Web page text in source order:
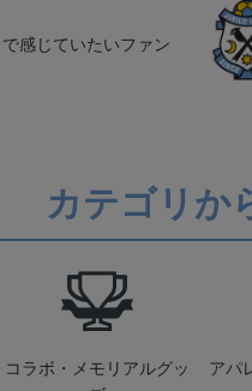
感じていたいファン
カテゴリか
コラボ・メモリアルグッ
アパ